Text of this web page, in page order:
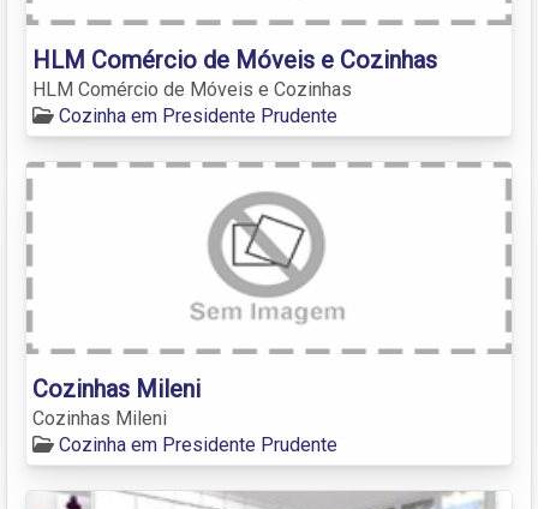
HLM Comércio de Móveis e Cozinhas
HLM Comércio de Móveis e Cozinhas
Cozinha em Presidente Prudente
Cozinhas Mileni
Cozinhas Mileni
Cozinha em Presidente Prudente